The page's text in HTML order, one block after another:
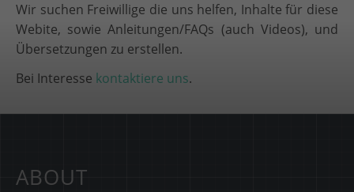
Wir suchen Freiwillige die uns helfen, Inhalte für diese
Webite, sowie Anleitungen/FAQs (auch Videos), und
Übersetzungen zu erstellen.
Bei Interesse kontaktiere uns.
ABOUT